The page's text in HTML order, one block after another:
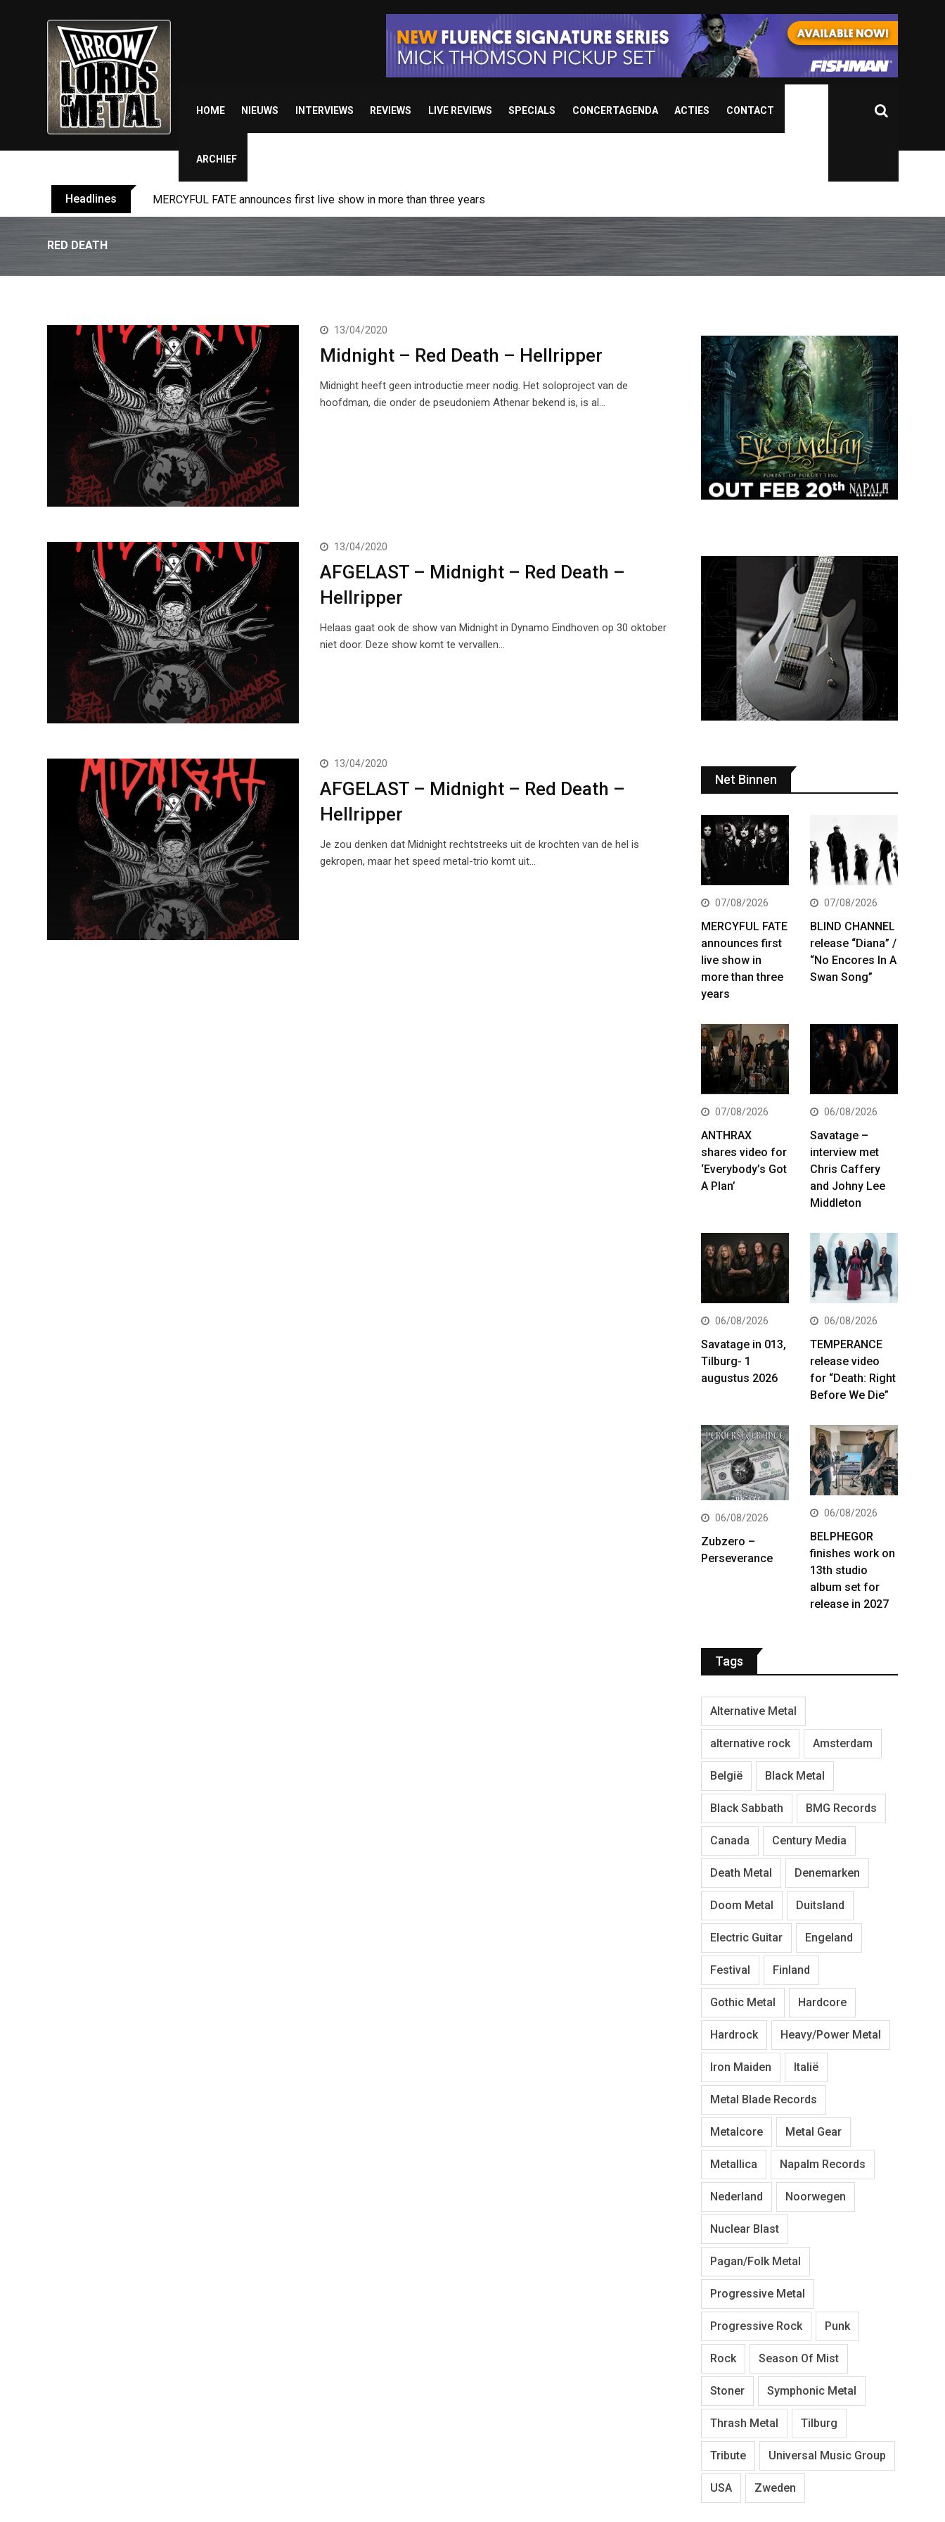
HOME NIEUWS INTERVIEWS REVIEWS LIVE REVIEWS SPECIALS CONCERTAGENDA ACTIES CONTACT
ARCHIEF
Headlines MERCYFUL FATE announces first live show in more than three years
RED DEATH
13/04/2020
Midnight – Red Death – Hellripper
Midnight heeft geen introductie meer nodig. Het soloproject van de
hoofdman, die onder de pseudoniem Athenar bekend is, is al…
13/04/2020
AFGELAST – Midnight – Red Death –
Hellripper
Helaas gaat ook de show van Midnight in Dynamo Eindhoven op 30 oktober
niet door. Deze show komt te vervallen…
13/04/2020
AFGELAST – Midnight – Red Death –
Hellripper
Je zou denken dat Midnight rechtstreeks uit de krochten van de hel is
gekropen, maar het speed metal-trio komt uit…
Net Binnen
07/08/2026
MERCYFUL FATE
announces first
live show in
more than three
years
07/08/2026
BLIND CHANNEL
release “Diana” /
“No Encores In A
Swan Song”
07/08/2026
ANTHRAX
shares video for
‘Everybody’s Got
A Plan’
06/08/2026
Savatage –
interview met
Chris Caffery
and Johny Lee
Middleton
06/08/2026
Savatage in 013,
Tilburg- 1
augustus 2026
06/08/2026
TEMPERANCE
release video
for “Death: Right
Before We Die”
06/08/2026
Zubzero –
Perseverance
06/08/2026
BELPHEGOR
finishes work on
13th studio
album set for
release in 2027
Tags
Alternative Metal
alternative rock Amsterdam
België Black Metal
Black Sabbath BMG Records
Canada Century Media
Death Metal Denemarken
Doom Metal Duitsland
Electric Guitar Engeland
Festival Finland
Gothic Metal Hardcore
Hardrock Heavy/Power Metal
Iron Maiden Italië
Metal Blade Records
Metalcore Metal Gear
Metallica Napalm Records
Nederland Noorwegen
Nuclear Blast
Pagan/Folk Metal
Progressive Metal
Progressive Rock Punk
Rock Season Of Mist
Stoner Symphonic Metal
Thrash Metal Tilburg
Tribute Universal Music Group
USA Zweden